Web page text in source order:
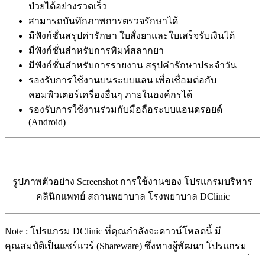
ป่วยได้อย่างรวดเร็ว
สามารถบันทึกภาพการตรวจรักษาได้
มีฟังก์ชั่นสรุปค่ารักษา ใบสั่งยาและใบเสร็จรับเงินได้
มีฟังก์ชั่นสำหรับการพิมพ์สลากยา
มีฟังก์ชั่นสำหรับการรายงาน สรุปค่ารักษาประจำวัน
รองรับการใช้งานบนระบบแลน เพื่อเชื่อมต่อกับ
คอมพิวเตอร์เครื่องอื่นๆ ภายในองค์กรได้
รองรับการใช้งานร่วมกับมือถือระบบแอนดรอยด์
(Android)
รูปภาพตัวอย่าง Screenshot การใช้งานของ โปรแกรมบริหาร
คลินิกแพทย์ สถานพยาบาล โรงพยาบาล DClinic
Note : โปรแกรม DClinic ที่คุณกำลังจะดาวน์โหลดนี้ มี
คุณสมบัติเป็นแชร์แวร์ (Shareware) ซึ่งทางผู้พัฒนา โปรแกรม